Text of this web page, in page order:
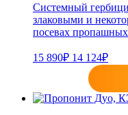
Системный
злаковыми и
посевах пропашных
15 890₽ 14 124₽